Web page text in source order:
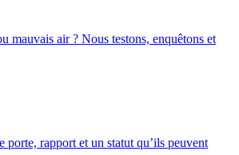
mauvais air ? Nous testons, enquêtons et
rapport et un statut qu’ils peuvent